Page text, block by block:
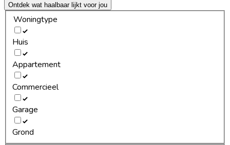
Ontdek wat haalbaar lijkt voor jou
Woningtype
Huis
Appartement
Commercieel
Garage
Grond